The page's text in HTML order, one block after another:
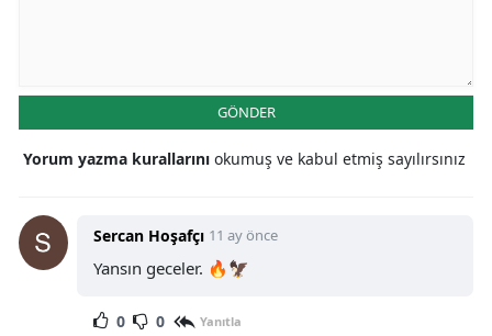
GÖNDER
Yorum yazma kurallarını okumuş ve kabul etmiş sayılırsınız
Sercan Hoşafçı 11 ay önce
Yansın geceler. 🔥🦅
0 0 Yanıtla